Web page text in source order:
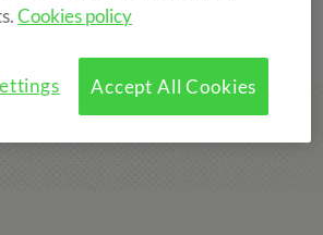
Cookies policy
Accept All Cookies